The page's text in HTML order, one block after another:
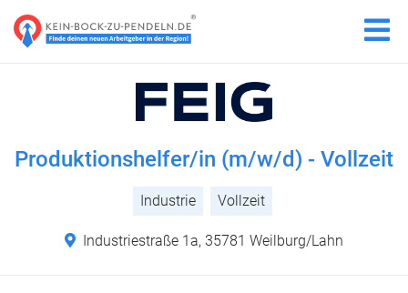
Produktionshelfer/in (m/w/d) - Vollzeit
Industrie Vollzeit
Industriestraße 1a, 35781 Weilburg/Lahn